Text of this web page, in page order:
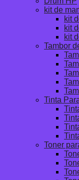
kit de
kit
kit
kit
Tambor
Tinta
Toner